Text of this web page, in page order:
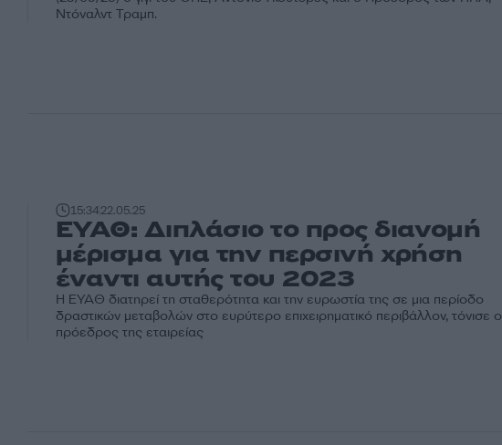
Ντόναλντ Τραμπ.
15:3422.05.25
ΕΥΑΘ: Διπλάσιο το προς διανομή
μέρισμα για την περσινή χρήση
έναντι αυτής του 2023
Η ΕΥΑΘ διατηρεί τη σταθερότητα και την ευρωστία της σε μια περίοδο
δραστικών μεταβολών στο ευρύτερο επιχειρηματικό περιβάλλον, τόνισε ο
πρόεδρος της εταιρείας